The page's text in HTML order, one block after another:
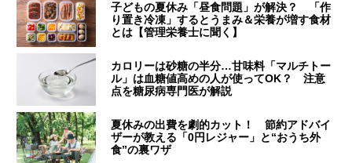
子どもの夏休み「昼食問題」が解決？ 「作
り置き冷凍」するとうまみ＆栄養が増す食材
とは【管理栄養士に聞く】
カロリーは砂糖の半分…甘味料「マルチトー
ル」は血糖値高めの人が使ってOK？ 注意
点を糖尿病専門医が解説
夏休みの出費を劇的カット！ 節約アドバイ
ザーが教える「0円レジャー」と“おうち外
食”の裏ワザ